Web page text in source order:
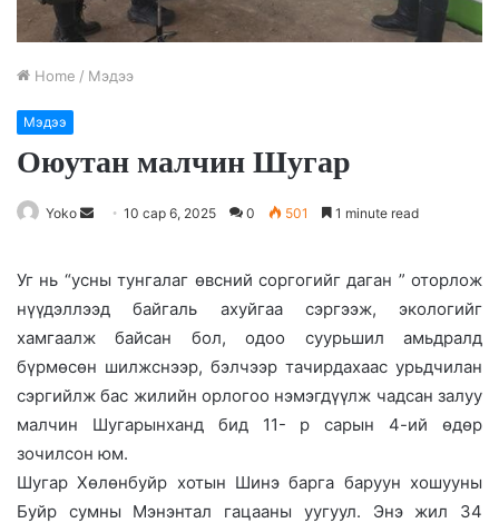
Home / Мэдээ
Мэдээ
Оюутан малчин Шугар
Yoko
a
n
e
m
a
l
10 сар 6, 2025 0 501 1 minute read
Уг нь “усны тунгалаг өвсний соргогийг даган ” оторлож
нүүдэллээд байгаль ахуйгаа сэргээж, экологийг
хамгаалж байсан бол, одоо суурьшил амьдралд
бүрмөсөн шилжснээр, бэлчээр тачирдахаас урьдчилан
сэргийлж бас жилийн орлогоо нэмэгдүүлж чадсан залуу
малчин Шугарынханд бид 11- р сарын 4-ий өдөр
зочилсон юм.
Шугар Хөлөнбуйр хотын Шинэ барга баруун хошууны
Буйр сумны Мэнэнтал гацааны уугуул. Энэ жил 34